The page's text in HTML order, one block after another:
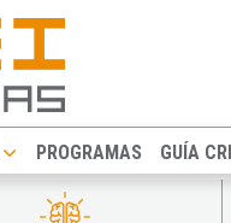
PROGRAMAS GUÍA